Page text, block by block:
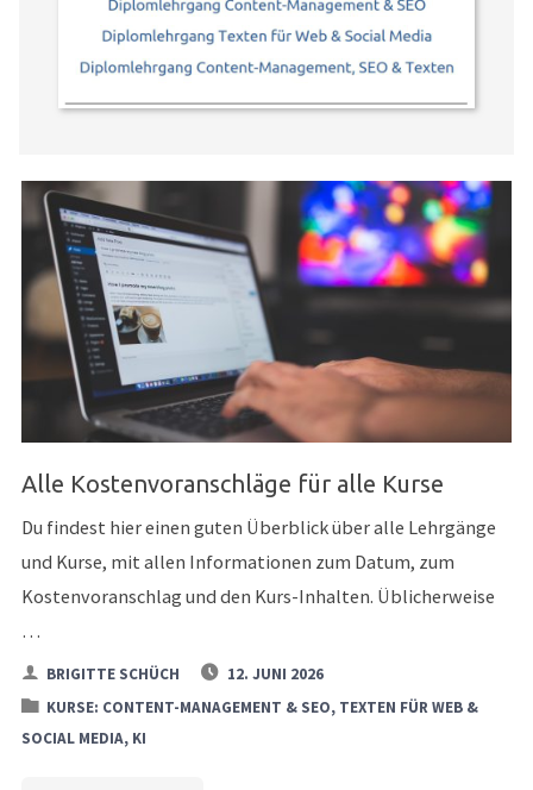
Alle Kostenvoranschläge für alle Kurse
Du findest hier einen guten Überblick über alle Lehrgänge
und Kurse, mit allen Informationen zum Datum, zum
Kostenvoranschlag und den Kurs-Inhalten. Üblicherweise
…
BRIGITTE SCHÜCH
12. JUNI 2026
KURSE: CONTENT-MANAGEMENT & SEO, TEXTEN FÜR WEB &
SOCIAL MEDIA, KI